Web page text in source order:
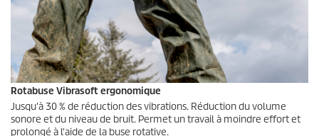
Rotabuse Vibrasoft ergonomique
Jusqu'à 30 % de réduction des vibrations. Réduction du volume
sonore et du niveau de bruit. Permet un travail à moindre effort et
prolongé à l'aide de la buse rotative.